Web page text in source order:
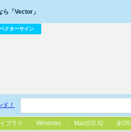
ら「Vector」
ベクターサイン
！
ブラリ Windows Mac(OS X) 全OS